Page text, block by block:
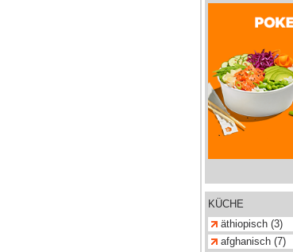
KÜCHE
äthiopisch (3)
afghanisch (7)